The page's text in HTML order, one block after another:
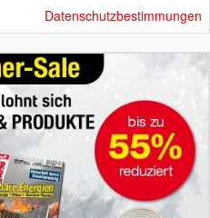
Datenschutzbestimmungen